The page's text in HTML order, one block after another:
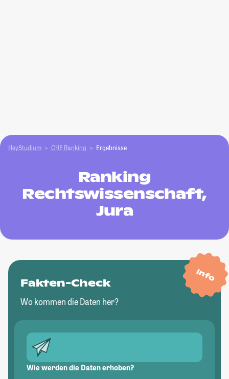
HeyStudium CHE Ranking Ergebnisse
Ranking
Rechtswissenschaft,
Jura
Info
Fakten-Check
Wo kommen die Daten her?
Wie werden die Daten erhoben?